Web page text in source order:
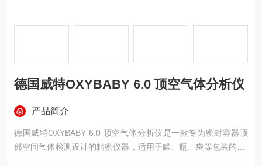
德国威特OXYBABY 6.0 顶空气体分析仪
产品简介
德国威特OXYBABY 6.0 顶空气体分析仪是一款专为密封容器顶
部空间气体检测设计的精密仪器，适用于罐、瓶、袋等包装的O2
或CO2浓度分析。该设备采用电化学与红外吸收双传感技术，仅